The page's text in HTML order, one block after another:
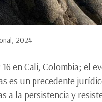
2024
en Cali, Colombia; el
es un precedente
a la persistencia y